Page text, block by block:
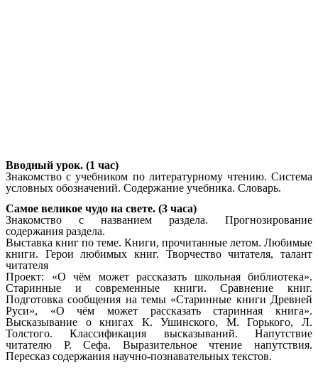
Вводный урок. (1 час)
Знакомство с учебником по литературному чтению. Система
условных обозначений. Содержание учебника. Словарь.
Самое великое чудо на свете. (3 часа)
Знакомство с названием раздела. Прогнозирование
содержания раздела.
Выставка книг по теме. Книги, прочитанные летом. Любимые
книги. Герои любимых книг. Творчество читателя, талант
читателя
Проект: «О чём может рассказать школьная библиотека».
Старинные и современные книги. Сравнение книг.
Подготовка сообщения на темы «Старинные книги Древней
Руси», «О чём может рассказать старинная книга».
Высказывание о книгах К. Ушинского, М. Горького, Л.
Толстого. Классификация высказываний. Напутствие
читателю Р. Сефа. Выразительное чтение напутствия.
Пересказ содержания научно-познавательных текстов.